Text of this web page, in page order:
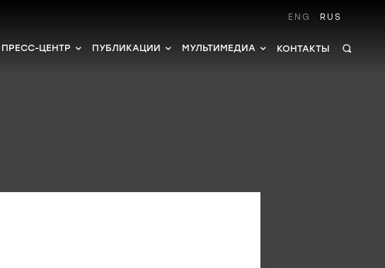
ENG RUS
ПРЕСС-ЦЕНТР ПУБЛИКАЦИИ МУЛЬТИМЕДИА КОНТАКТЫ